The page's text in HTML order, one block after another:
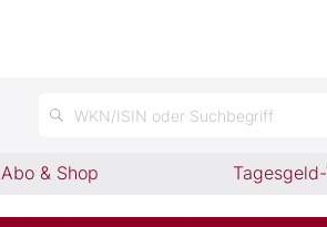
WKN/ISIN oder Suchbegriff
Abo & Shop